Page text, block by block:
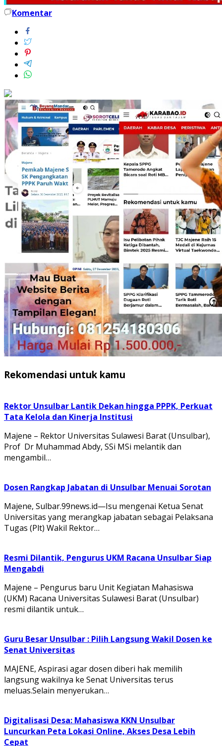
Komentar
Rekomendasi untuk kamu
Rektor Unsulbar Lantik Dekan hingga PPPK, Perkuat
Tata Kelola dan Kinerja Institusi
Majene – Rektor Universitas Sulawesi Barat (Unsulbar),
Prof Dr Muhammad Abdy, SSi MSi melantik dan
mengambil…
Dosen Rangkap Jabatan di Unsulbar Menuai Sorotan
Majene, Sulbar.99news.id—Isu mengenai Ketua Senat
Universitas yang merangkap jabatan sebagai Pelaksana
Tugas (Plt) Wakil Rektor…
Resmi Dilantik, Pengurus UKM Racana Unsulbar Siap
Mengabdi
Majene – Pengurus baru Unit Kegiatan Mahasiswa
(UKM) Racana Universitas Sulawesi Barat (Unsulbar)
resmi dilantik untuk…
Guru Besar Unsulbar : Pilih Langsung Wakil Dosen ke
Senat Universitas
MAJENE, Aspirasi agar dosen diberi hak memilih
langsung wakilnya ke Senat Universitas terus
meluas.Selain menyerukan…
Digitalisasi Desa: Mahasiswa KKN Unsulbar
Luncurkan Peta Lokasi Online, Akses Desa Lebih
Cepat